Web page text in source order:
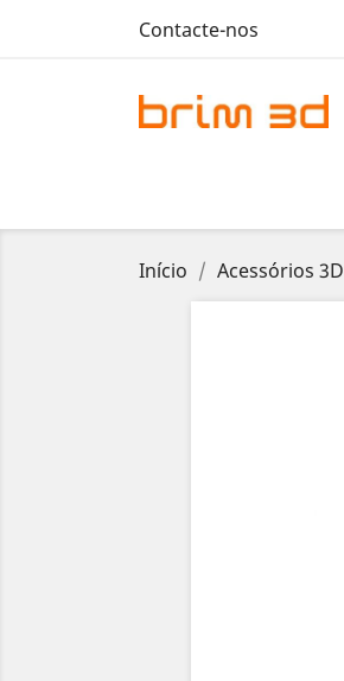
Contacte-nos
Início Acessórios 3D